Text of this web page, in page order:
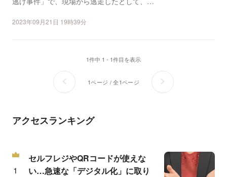
2023年09月21日 19時39分
1件中 1 - 1件目を表示
1ページ / 全1ページ
アクセスランキング
セルフレジやQRコードが使えな
い…急速な「デジタル化」に取り